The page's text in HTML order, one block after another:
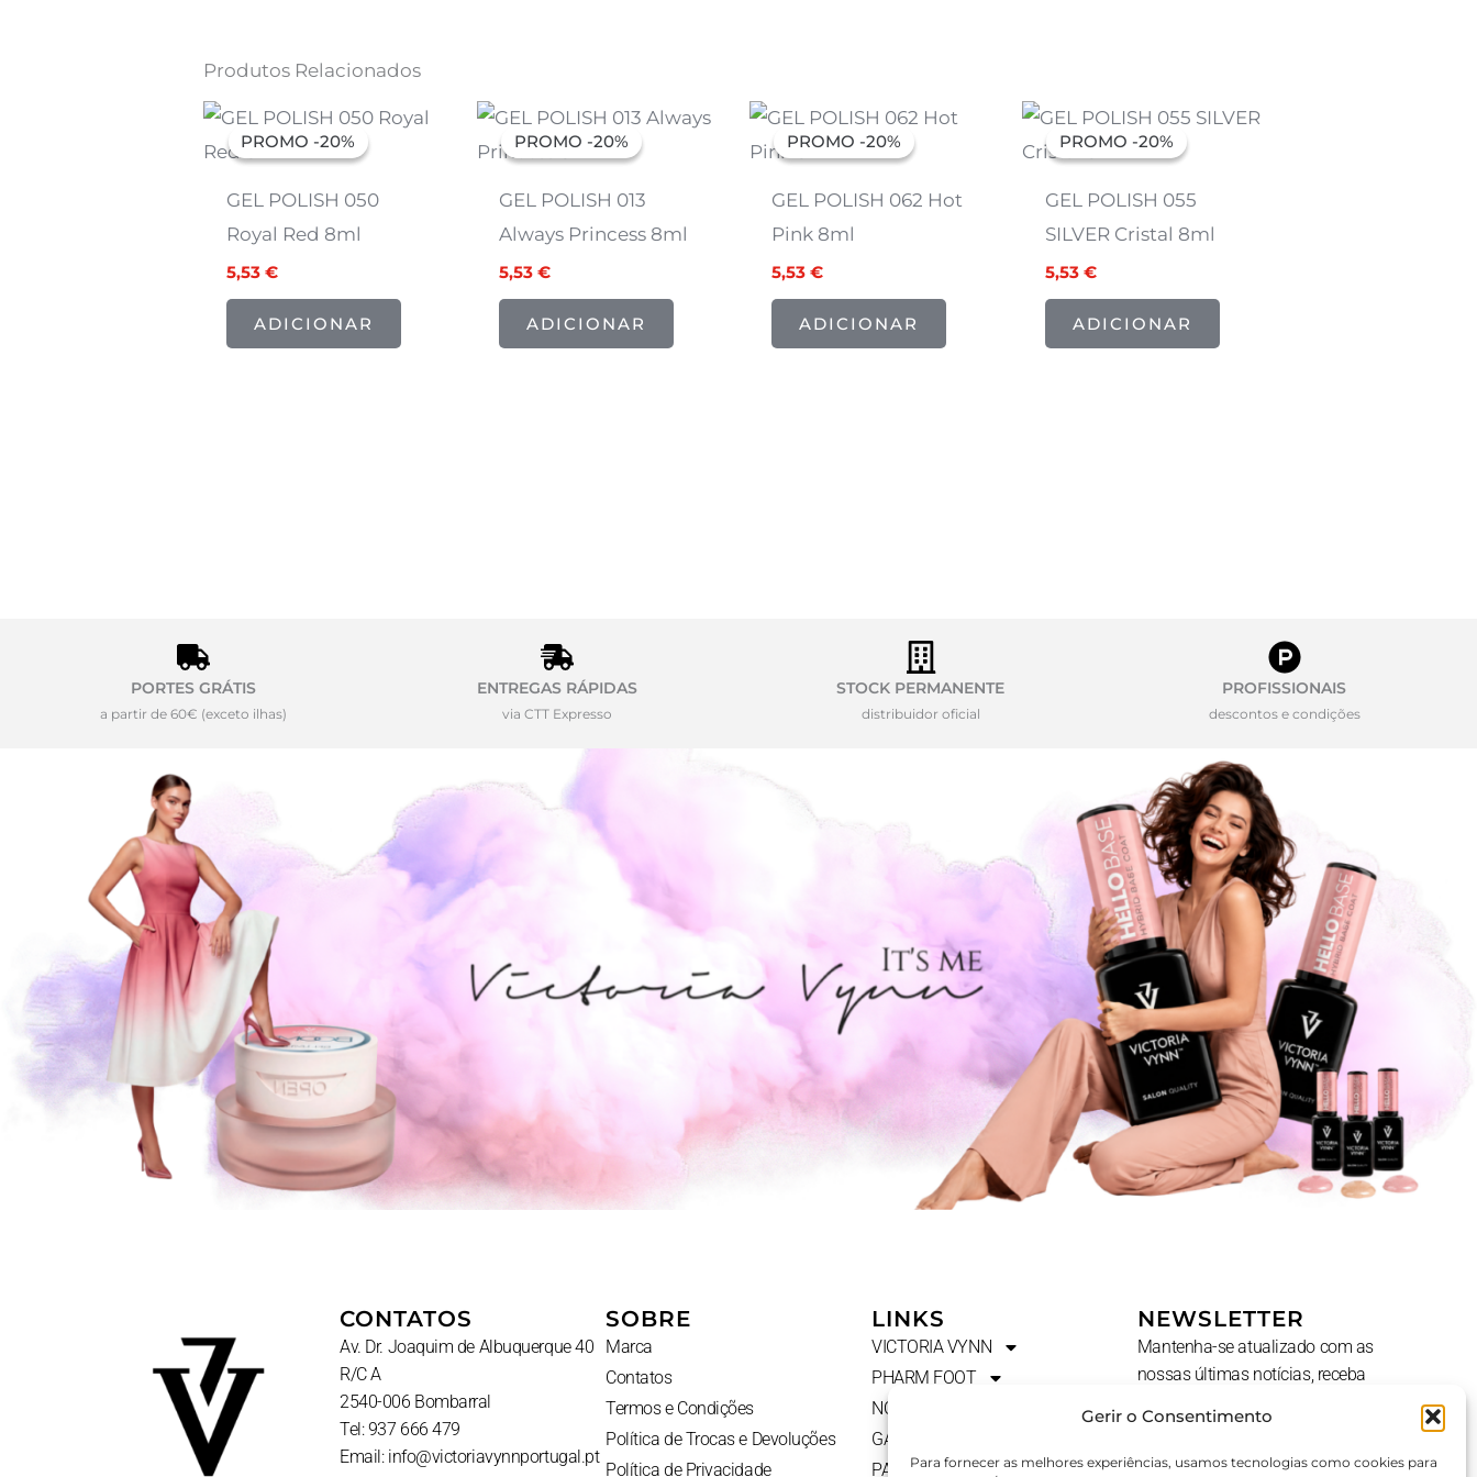
Gerir o Consentimento
Para fornecer as melhores experiências, usamos tecnologias como cookies para
Produtos Relacionados
PROMO -20%
PROMO -20%
GEL POLISH 050
Royal Red 8ml
O
preço
original
6,91 €.
5,53 €
O
preço
atual
5,53 €.
ADICIONAR
PROMO -20%
PROMO -20%
GEL POLISH 013
Always Princess 8ml
O
preço
original
6,91 €.
5,53€
O
preço
atual
5,53 €.
ADICIONAR
PROMO -20%
PROMO -20%
GEL POLISH 062 Hot
Pink 8ml
O
preço
original
6,91 €.
5,53€
O
preço
atual
5,53 €.
ADICIONAR
PROMO -20%
PROMO -20%
GEL POLISH 055
SILVER Cristal 8ml
O
preço
original
6,91 €.
5,53 €
O
preço
atual
5,53 €.
ADICIONAR
PORTES GRÁTIS
a partir de 60€ (exceto ilhas)
ENTREGAS RÁPIDAS
via CTT Expresso
STOCK PERMANENTE
distribuidor oficial
PROFISSIONAIS
descontos e condições
CONTATOS
Av. Dr. Joaquim de Albuquerque 40
R/C A
2540-006 Bombarral
Tel: 937 666 479
Email: info@victoriavynnportugal.pt
SOBRE
Marca
Contatos
Termos e Condições
Política de Trocas e Devoluções
Política de Privacidade
LINKS
VICTORIA VYNN
PHARM FOOT
NOVIDADES
GADGETS
PACKS
NEWSLETTER
Mantenha-se atualizado com as
nossas últimas notícias, receba
Nome